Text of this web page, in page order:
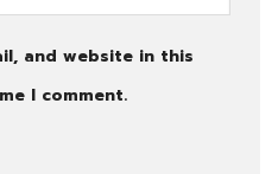
and website in this
I comment.